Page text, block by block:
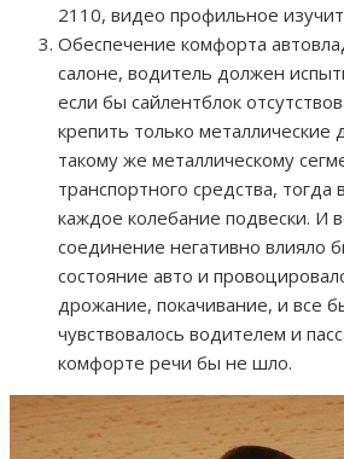
2110, видео профильное
Обеспечение комфорта
салоне, водитель должен
если бы сайлентблок
крепить только металлические
такому же металлическому
транспортного средства, тогда
каждое колебание подвески. И
соединение негативно влияло
состояние авто и
дрожание, покачивание, и все
чувствовалось водителем и
комфорте речи бы не шло.